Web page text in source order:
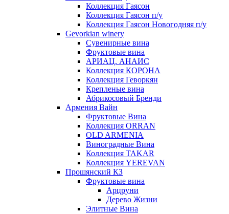
Коллекция Гаясон
Коллекция Гаясон п/у
Коллекция Гаясон Новогодняя п/у
Gevorkian winery
Сувенирные вина
Фруктовые вина
АРИАЦ. АНАИС
Коллекция КОРОНА
Коллекция Геворкян
Крепленые вина
Абрикосовый Бренди
Армения Вайн
Фруктовые Вина
Коллекция ORRAN
OLD ARMENIA
Виноградные Вина
Коллекция TAKAR
Коллекция YEREVAN
Прошянский КЗ
Фруктовые вина
Арцруни
Дерево Жизни
Элитные Вина